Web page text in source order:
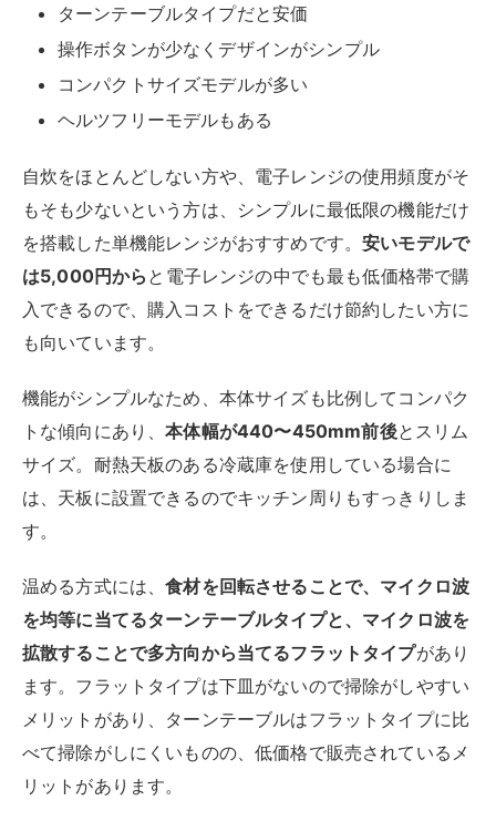
ターンテーブルタイプだと安価
操作ボタンが少なくデザインがシンプル
コンパクトサイズモデルが多い
ヘルツフリーモデルもある
自炊をほとんどしない方や、電子レンジの使用頻度がそ
もそも少ないという方は、シンプルに最低限の機能だけ
を搭載した単機能レンジがおすすめです。安いモデルで
は5,000円から と電子レンジの中でも最も低価格帯で購
入できるので、購入コストをできるだけ節約したい方に
も向いています。
機能がシンプルなため、本体サイズも比例してコンパク
トな傾向にあり、本体幅が440〜450mm前後とスリム
サイズ。耐熱天板のある冷蔵庫を使用している場合に
は、天板に設置できるのでキッチン周りもすっきりしま
す。
温める方式には、食材を回転させることで、マイクロ波
を均等に当てるターンテーブルタイプと、マイクロ波を
拡散することで多方向から当てるフラットタイプがあり
ます。フラットタイプは下皿がないので掃除がしやすい
メリットがあり、ターンテーブルはフラットタイプに比
べて掃除がしにくいものの、低価格で販売されているメ
リットがあります。